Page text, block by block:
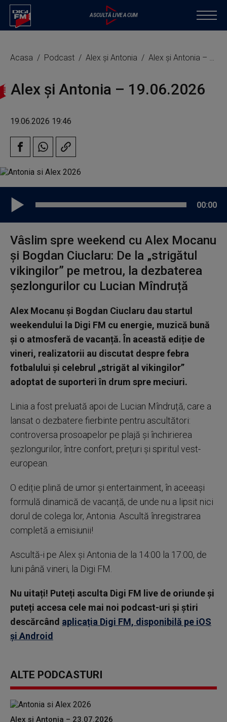
Acasa Podcast Alex și Antonia Alex și Antonia – 19.06.2026
Alex și Antonia – 19.06.2026
19.06.2026 19:46
00:00
Vâslim spre weekend cu Alex Mocanu
și Bogdan Ciuclaru: De la „strigătul
vikingilor” pe metrou, la dezbaterea
șezlongurilor cu Lucian Mîndruță
Alex Mocanu și Bogdan Ciuclaru dau startul
weekendului la Digi FM cu energie, muzică bună
și o atmosferă de vacanță. În această ediție de
vineri, realizatorii au discutat despre febra
fotbalului și celebrul „strigăt al vikingilor”
adoptat de suporteri în drum spre meciuri.
Linia a fost preluată apoi de Lucian Mîndruță, care a
lansat o dezbatere fierbinte pentru ascultători:
controversa prosoapelor pe plajă și închirierea
șezlongurilor, între confort, prețuri și spiritul vest-
european.
O ediție plină de umor și entertainment, în aceeași
formulă dinamică de vacanță, de unde nu a lipsit nici
dorul de colega lor, Antonia. Ascultă înregistrarea
completă a emisiunii!
Ascultă-i pe Alex și Antonia de la 14:00 la 17:00, de
luni până vineri, la Digi FM.
Nu uitați! Puteți asculta Digi FM live de oriunde și
puteți accesa cele mai noi podcast-uri și știri
descărcând aplicația Digi FM, disponibilă pe iOS
și Android
ALTE PODCASTURI
Alex și Antonia – 23.07.2026